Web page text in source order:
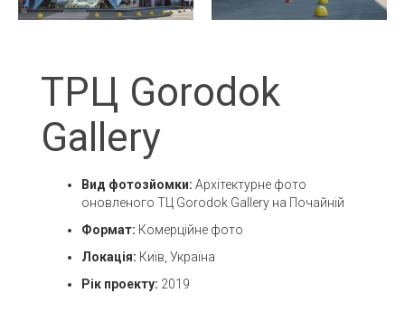
ТРЦ Gorodok
Gallery
Вид фотозйомки: Архітектурне фото
оновленого ТЦ Gorodok Gallery на Почайній
Формат: Комерційне фото
Локація: Київ, Україна
Рік проекту: 2019